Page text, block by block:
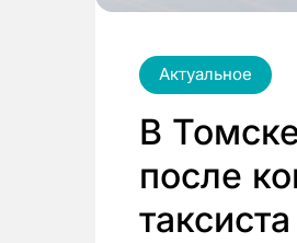
Актуальное
В
после
таксиста